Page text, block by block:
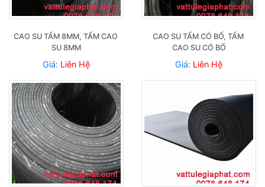
CAO SU TẤM 8MM, TẤM CAO
SU 8MM
Giá: Liên Hệ
CAO SU TẤM CÓ BỐ, TẤM
CAO SU CÓ BỐ
Giá: Liên Hệ